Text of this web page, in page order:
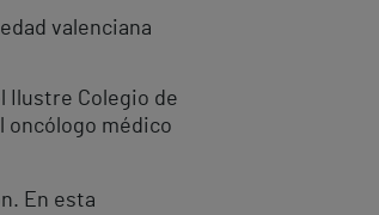
valenciana
Ilustre Colegio de
oncólogo médico
En esta